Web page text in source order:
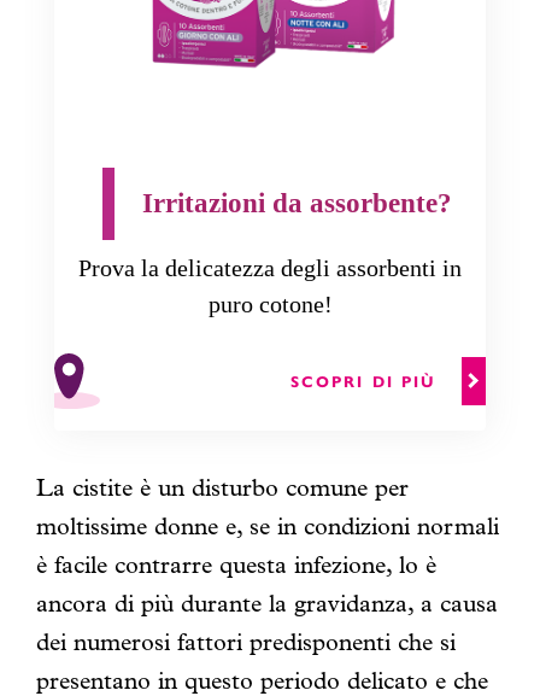
Irritazioni da assorbente?
Prova la delicatezza degli assorbenti in
puro cotone!
SCOPRI DI PIÙ
La cistite è un disturbo comune per
moltissime donne e, se in condizioni normali
è facile contrarre questa infezione, lo è
ancora di più durante la gravidanza, a causa
dei numerosi fattori predisponenti che si
presentano in questo periodo delicato e che